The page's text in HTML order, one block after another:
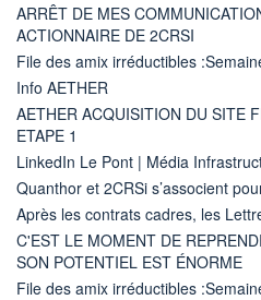
ARRÊT DE MES
ACTIONNAIRE DE 2CRSI
File des amix irréductibles
Info AETHER
AETHER ACQUISITION DU SITE
ETAPE 1
LinkedIn Le Pont | Média
Quanthor et 2CRSi s’associent
Après les contrats cadres, les
C'EST LE MOMENT DE
SON POTENTIEL EST ÉNORME
File des amix irréductibles